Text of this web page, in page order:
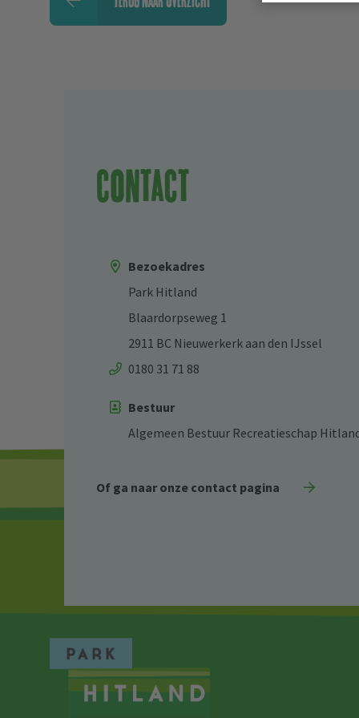
Contact
Bezoekadres
Park Hitland
Blaardorpseweg 1
2911 BC Nieuwerkerk aan den IJssel
0180 31 71 88
Bestuur
Algemeen Bestuur Recreatieschap
Of ga naar onze contact pagina